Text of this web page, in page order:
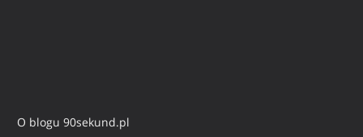
O blogu 90sekund.pl